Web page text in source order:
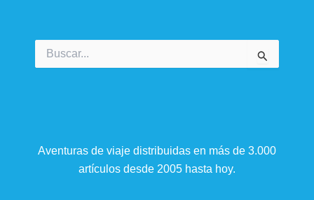
por:
Aventuras de viaje distribuidas en más de 3.000
artículos desde 2005 hasta hoy.